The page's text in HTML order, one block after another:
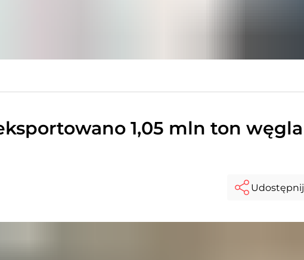
1,05 mln ton węgla
Udostępnij